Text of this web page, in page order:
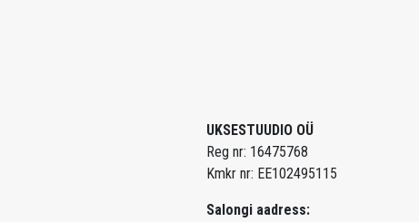
UKSESTUUDIO OÜ
Reg nr: 16475768
Kmkr nr: EE102495115
Salongi aadress: